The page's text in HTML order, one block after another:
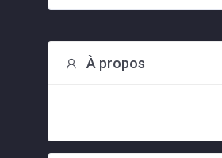
À propos